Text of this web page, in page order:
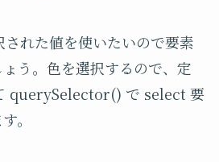
れた値を使いたいので要素
う。色を選択するので、定
querySelector() で select 要
。